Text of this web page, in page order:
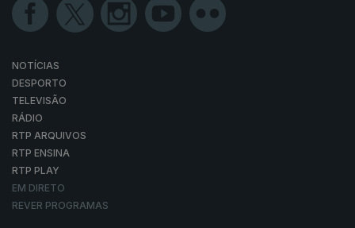
NOTÍCIAS
DESPORTO
TELEVISÃO
RÁDIO
RTP ARQUIVOS
RTP ENSINA
RTP PLAY
EM DIRETO
REVER PROGRAMAS